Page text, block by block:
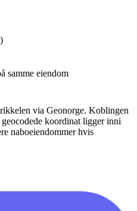
)
samme eiendom
via Geonorge. Koblingen
geocodede koordinat ligger inni
naboeiendommer hvis